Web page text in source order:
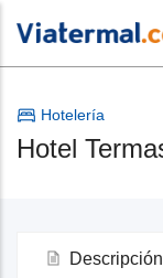
Hotelería
Hotel
Descripción